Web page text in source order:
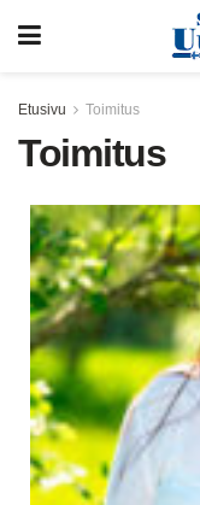
Etusivu Toimitus
Toimitus